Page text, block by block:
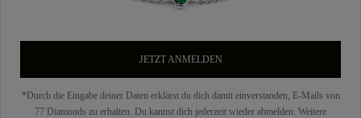
JETZT ANMELDEN
*Durch die Eingabe deiner Daten erklärst du dich damit einverstanden, E-Mails von
77 Diamonds zu erhalten. Du kannst dich jederzeit wieder abmelden. Weitere